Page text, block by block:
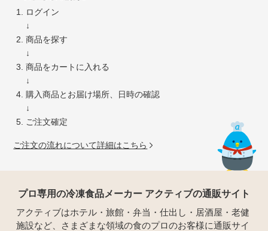
ログイン
↓
商品を探す
↓
商品をカートに入れる
↓
購入商品とお届け場所、日時の確認
↓
ご注文確定
ご注文の流れについて詳細はこちら
プロ専用の冷凍食品メーカー アクティブの通販サイト
アクティブはホテル・旅館・弁当・仕出し・居酒屋・老健
施設など、さまざまな領域の食のプロのお客様に通販サイ